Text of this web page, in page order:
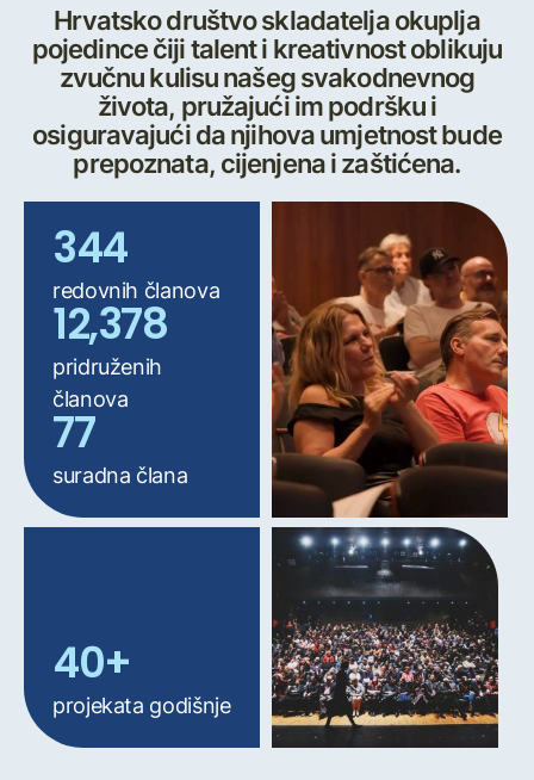
345
redovnih članova
12,395
pridruženih
članova
78
suradna člana
Hrvatsko društvo skladatelja okuplja
pojedince čiji talent i kreativnost oblikuju
zvučnu kulisu našeg svakodnevnog
života, pružajući im podršku i
osiguravajući da njihova umjetnost bude
prepoznata, cijenjena i zaštićena.
40
projekata godišnje